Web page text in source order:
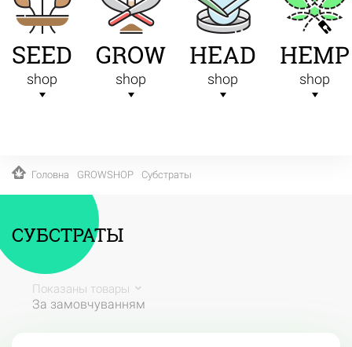
SEED
shop
GROW
shop
HEAD
shop
HEMP
shop
Головна GROWSHOP Субстраты
СУБСТРАТЫ
Показаны товары
За замовчуванням